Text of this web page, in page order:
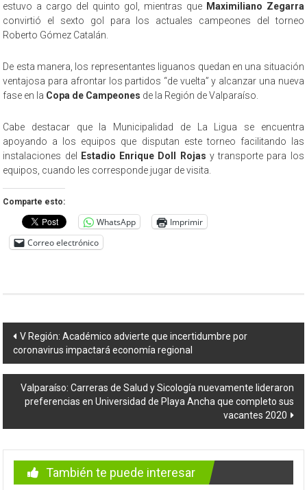
estuvo a cargo del quinto gol, mientras que Maximiliano Zegarra
convirtió el sexto gol para los actuales campeones del torneo
Roberto Gómez Catalán.
De esta manera, los representantes liguanos quedan en una situación
ventajosa para afrontar los partidos “de vuelta” y alcanzar una nueva
fase en la Copa de Campeones de la Región de Valparaíso.
Cabe destacar que la Municipalidad de La Ligua se encuentra
apoyando a los equipos que disputan este torneo facilitando las
instalaciones del
Estadio Enrique Doll Rojas y transporte para los
equipos, cuando les corresponde jugar de visita.
Comparte esto:
WhatsApp
Imprimir
Correo electrónico
Navegación
de
entradas
V Región: Académico advierte que incertidumbre por
coronavirus impactará economía regional
Valparaíso: Carreras de Salud y Sicología nuevamente lideraron
preferencias en Universidad de Playa Ancha que completo sus
vacantes 2020
También te puede interesar